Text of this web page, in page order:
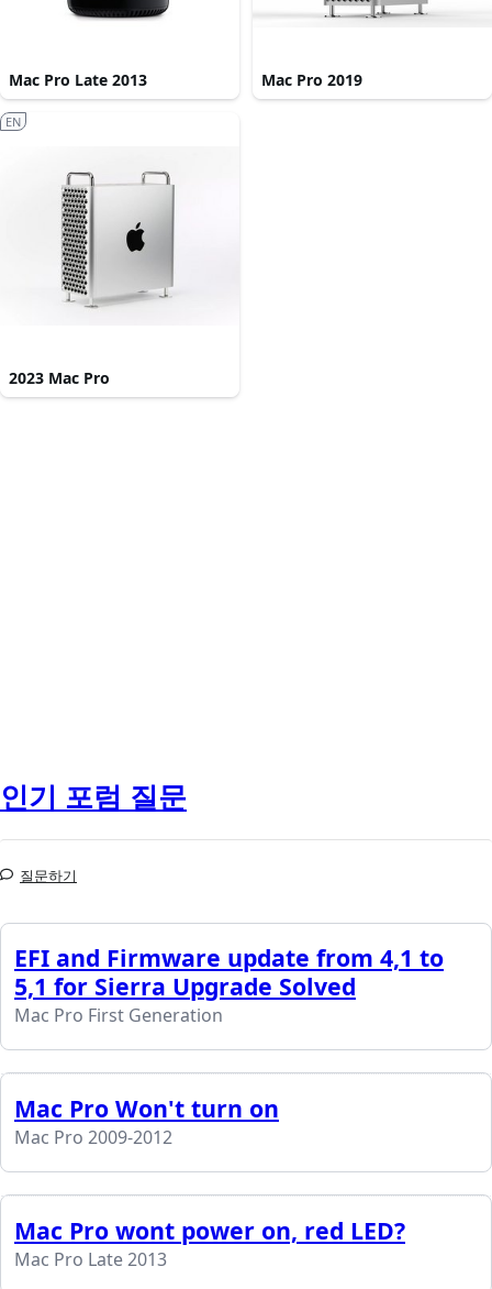
Mac Pro Late 2013 Mac Pro 2019
2023 Mac Pro
EN
인기 포럼 질문
질문하기
EFI and Firmware update from 4,1 to
5,1 for Sierra Upgrade Solved
Mac Pro First Generation
Mac Pro Won't turn on
Mac Pro 2009-2012
Mac Pro wont power on, red LED?
Mac Pro Late 2013